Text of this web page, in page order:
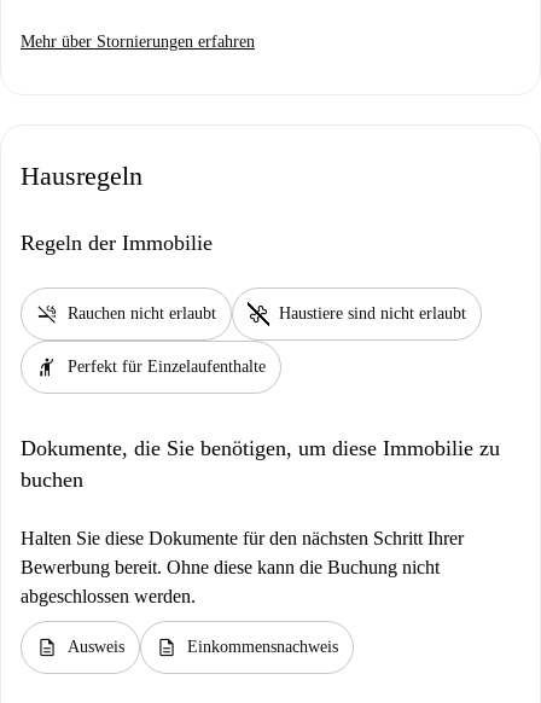
Mehr über Stornierungen erfahren
Hausregeln
Regeln der Immobilie
smoke_free Rauchen nicht erlaubt pet_supplies Haustiere sind nicht erlaubt
hail Perfekt für Einzelaufenthalte
Dokumente, die Sie benötigen, um diese Immobilie zu
buchen
Halten Sie diese Dokumente für den nächsten Schritt Ihrer
Bewerbung bereit. Ohne diese kann die Buchung nicht
abgeschlossen werden.
description Ausweis description Einkommensnachweis